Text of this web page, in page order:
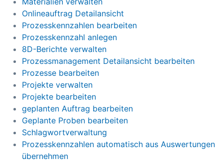
Onlineauftrag Detailansicht
Prozesskennzahlen bearbeiten
Prozesskennzahl anlegen
8D-Berichte verwalten
Prozessmanagement Detailansicht bearbeiten
Prozesse bearbeiten
Projekte verwalten
Projekte bearbeiten
geplanten Auftrag bearbeiten
Geplante Proben bearbeiten
Schlagwortverwaltung
Prozesskennzahlen automatisch aus Auswertungen
übernehmen